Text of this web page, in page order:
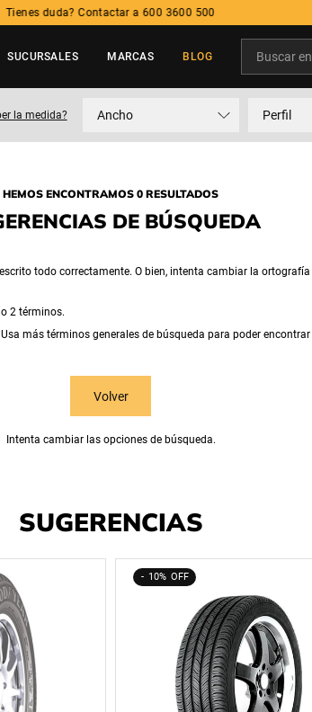
Tienes duda? Contactar a 600 3600 500
SUCURSALES MARCAS BLOG
la medida? Ancho Perfil
HEMOS ENCONTRAMOS 0 RESULTADOS
DE BÚSQUEDA
todo correctamente. O bien, intenta cambiar la
2 términos.
más términos generales de búsqueda para poder
Volver
Intenta cambiar las opciones de búsqueda.
SUGERENCIAS
10%
BUSCADOS